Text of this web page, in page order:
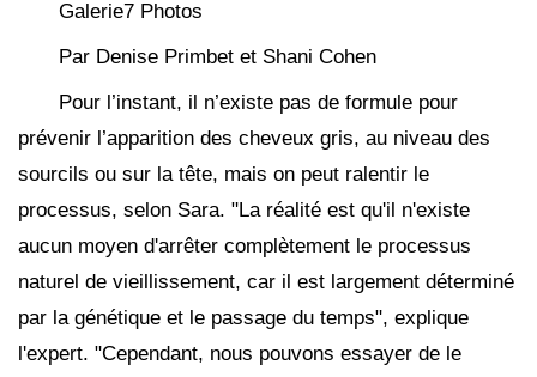
Galerie7 Photos
Par Denise Primbet et Shani Cohen
Pour l’instant, il n’existe pas de formule pour
prévenir l’apparition des cheveux gris, au niveau des
sourcils ou sur la tête, mais on peut ralentir le
processus, selon Sara. "La réalité est qu'il n'existe
aucun moyen d'arrêter complètement le processus
naturel de vieillissement, car il est largement déterminé
par la génétique et le passage du temps", explique
l'expert. "Cependant, nous pouvons essayer de le